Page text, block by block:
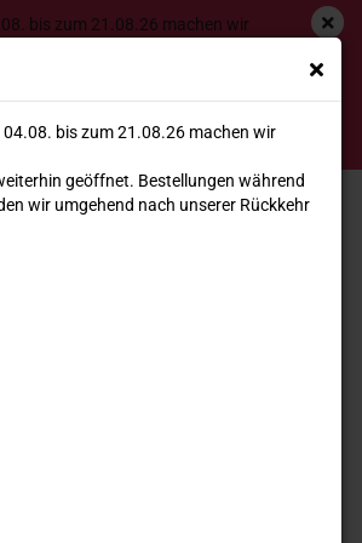
04.08. bis zum 21.08.26 machen wir
geöffnet. Bestellungen während
wir umgehend nach unserer Rückkehr
bis zum 21.08.26 machen wir
geöffnet. Bestellungen während
umgehend nach unserer
2025 Cascina Del Pozzo